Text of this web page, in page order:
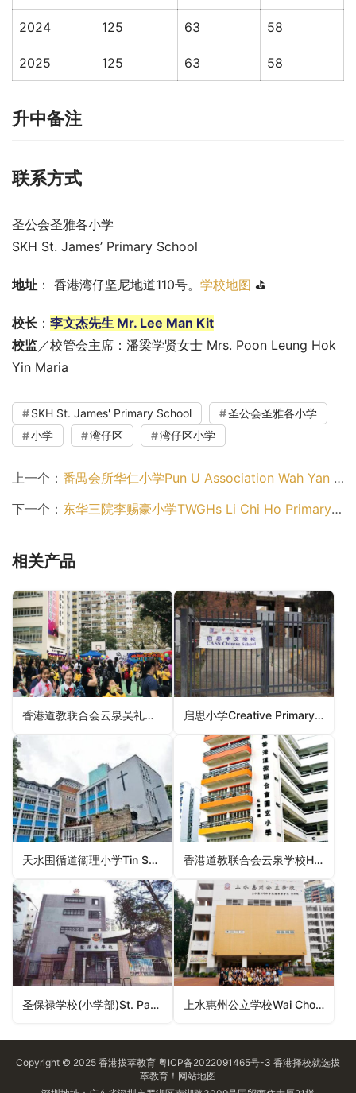
2024 125 63 58
2025 125 63 58
升中备注
联系方式
圣公会圣雅各小学
SKH St. James’ Primary School
地址 ： 香港湾仔坚尼地道110号。 学校地图 ⛳
校长 ： 李文杰先生 Mr. Lee Man Kit
校监 ／校管会主席：潘梁学贤女士 Mrs. Poon Leung Hok
Yin Maria
SKH St. James' Primary School
圣公会圣雅各小学
小学
湾仔区 湾仔区小学
上一个： 番禺会所华仁小学Pun U Association Wah Yan Primary School（东区小学）
下一个： 东华三院李赐豪小学TWGHs Li Chi Ho Primary School（湾仔区小学）
相关产品
香港道教联合会云泉吴礼和纪念学校HKTA Wun Tsuen Ng Lai Wo Memorial School（大埔区小学） 启思小学Creative Primary School（九龙城区小学）
天水围循道衞理小学Tin Shui Wai Methodist Primary School（元朗区小学） 香港道教联合会云泉学校HKTA Wun Tsuen School（观塘区小学）
圣保禄学校(小学部)St. Paul’s Convent School (Primary Section)（湾仔区小学） 上水惠州公立学校Wai Chow Public School (Sheung Shui)（北区小学）
Copyright © 2025 香港拔萃教育 粤ICP备2022091465号-3 香港择校就选拔
萃教育！ 网站地图